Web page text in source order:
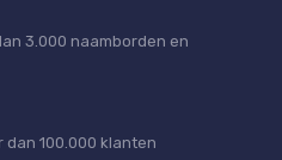
3.000 naamborden en
dan 100.000 klanten